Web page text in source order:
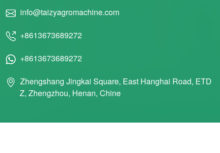
info@taizyagromachine.com
+8613673689272
+8613673689272
Zhengshang Jingkai Square, East Hanghai Road, ETD
Z, Zhengzhou, Henan, Chine